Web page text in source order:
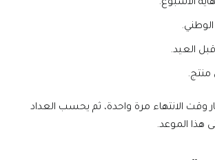
الأسبوع.
العيد.
منتج.
وقت الانتهاء مرة واحدة، ثم يحسب العداد
هذا الموعد.